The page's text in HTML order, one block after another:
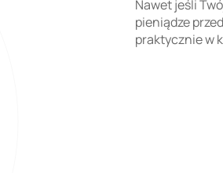
Nawet jeśli
pieniądze
praktycznie w